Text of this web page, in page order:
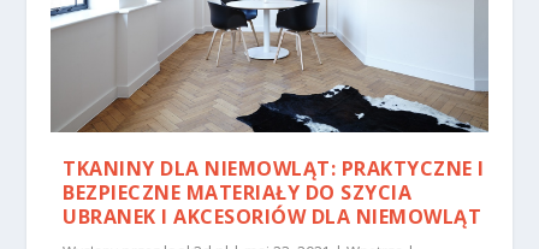
TKANINY DLA NIEMOWLĄT: PRAKTYCZNE I
BEZPIECZNE MATERIAŁY DO SZYCIA
UBRANEK I AKCESORIÓW DLA NIEMOWLĄT